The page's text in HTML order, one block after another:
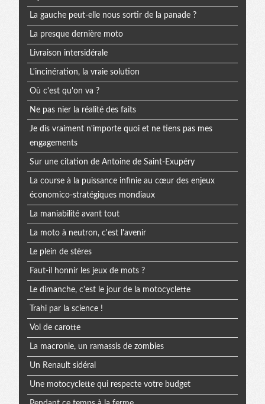
La gauche peut-elle nous sortir de la panade ?
La presque dernière moto
Livraison intersidérale
L'incinération, la vraie solution
Où c'est qu'on va ?
Ne pas nier la réalité des faits
Je dis vraiment n'importe quoi et ne tiens pas mes
engagements
Sur une citation de Antoine de Saint-Exupéry
La course à la puissance infinie au cœur des enjeux
économico-stratégiques mondiaux
La maniabilité avant tout
La moto à neutron, c'est l'avenir
Le plein de stères
Faut-il honnir les jeux de mots ?
Le dimanche, c'est le jour de la motocyclette
Trahi par la science !
Vol de carotte
La macronie, un ramassis de zombies
Un Renault sidéral
Une motocyclette qui respecte votre budget